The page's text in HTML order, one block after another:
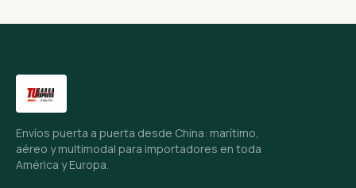
Envíos puerta a puerta desde China: marítimo,
aéreo y multimodal para importadores en toda
América y Europa.